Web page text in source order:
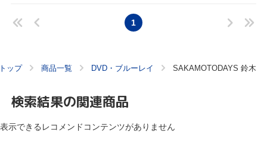
1
ップ 商品一覧 DVD・ブルーレイ SAKAMOTODAYS 鈴木
検索結果の関連商品
表示できるレコメンドコンテンツがありません